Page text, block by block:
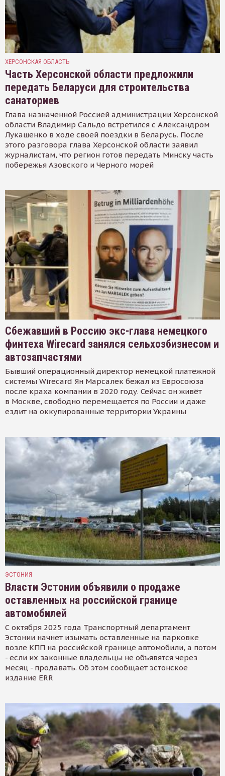
ХЕРСОНСКАЯ ОБЛАСТЬ
Часть Херсонской области предложили
передать Беларуси для строительства
санаториев
Глава назначенной Россией администрации Херсонской
области Владимир Сальдо встретился с Александром
Лукашенко в ходе своей поездки в Беларусь. После
этого разговора глава Херсонской области заявил
журналистам, что регион готов передать Минску часть
побережья Азовского и Черного морей
Сбежавший в Россию экс-глава немецкого
финтеха Wirecard занялся сельхозбизнесом и
автозапчастями
Бывший операционный директор немецкой платёжной
системы Wirecard Ян Марсалек бежал из Евросоюза
после краха компании в 2020 году. Сейчас он живёт
в Москве, свободно перемещается по России и даже
ездит на оккупированные территории Украины
ЭСТОНИЯ
Власти Эстонии объявили о продаже
оставленных на российской границе
автомобилей
С октября 2025 года Транспортный департамент
Эстонии начнет изымать оставленные на парковке
возле КПП на российской границе автомобили, а потом
- если их законные владельцы не объявятся через
месяц - продавать. Об этом сообщает эстонское
издание ERR